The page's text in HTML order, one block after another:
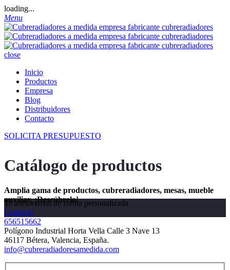
loading...
Menu
close
Inicio
Productos
Empresa
Blog
Distribuidores
Contacto
SOLICITA PRESUPUESTO
Catálogo de productos
Amplia gama de productos, cubreradiadores, mesas, mueble
auxiliar, ¡Descúbrelo!
Te asesoramos de forma personalizada
Contacto
656515662
Polígono Industrial Horta Vella Calle 3 Nave 13
46117 Bétera, Valencia, España.
info@cubreradiadoresamedida.com